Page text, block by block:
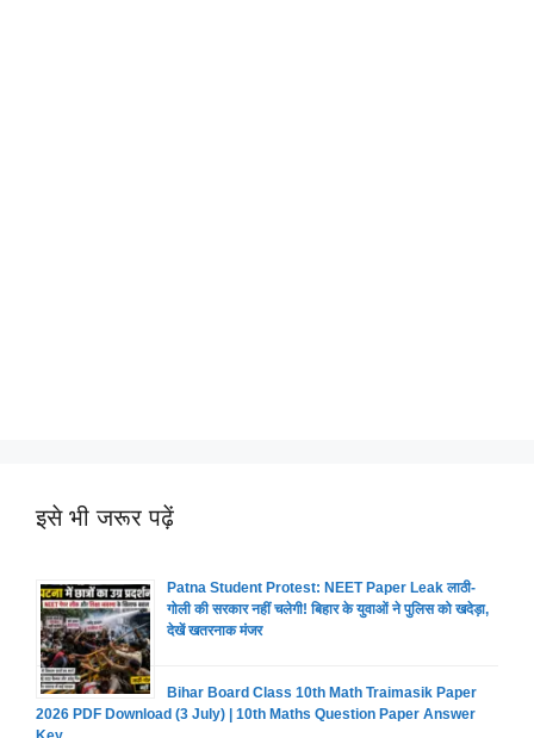
इसे भी जरूर पढ़ें
Patna Student Protest: NEET Paper Leak लाठी-
गोली की सरकार नहीं चलेगी! बिहार के युवाओं ने पुलिस को खदेड़ा,
देखें खतरनाक मंजर
Bihar Board Class 10th Math Traimasik Paper
2026 PDF Download (3 July) | 10th Maths Question Paper Answer